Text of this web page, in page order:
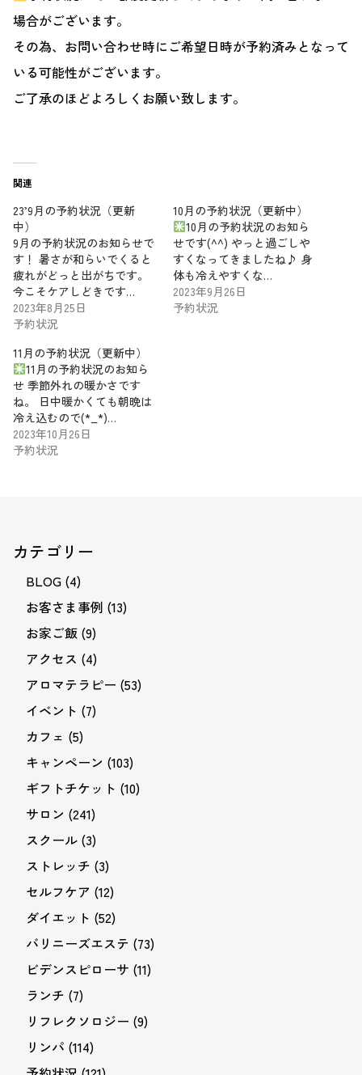
場合がございます。
その為、お問い合わせ時にご希望日時が予約済みとなって
いる可能性がございます。
ご了承のほどよろしくお願い致します。
関連
23’9月の予約状況（更新
中）
9月の予約状況のお知らせで
す！ 暑さが和らいでくると
疲れがどっと出がちです。
今こそケアしどきです…
2023年8月25日
予約状況
10月の予約状況（更新中）
10月の予約状況のお知ら
せです(^^) やっと過ごしや
すくなってきましたね♪ 身
体も冷えやすくな…
2023年9月26日
予約状況
11月の予約状況（更新中）
11月の予約状況のお知ら
せ 季節外れの暖かさです
ね。 日中暖かくても朝晩は
冷え込むので(*_*)…
2023年10月26日
予約状況
カテゴリー
BLOG (4)
お客さま事例 (13)
お家ご飯 (9)
アクセス (4)
アロマテラピー (53)
イベント (7)
カフェ (5)
キャンペーン (103)
ギフトチケット (10)
サロン (241)
スクール (3)
ストレッチ (3)
セルフケア (12)
ダイエット (52)
バリニーズエステ (73)
ビデンスピローサ (11)
ランチ (7)
リフレクソロジー (9)
リンパ (114)